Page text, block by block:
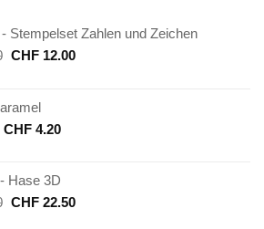
Stempelset Zahlen und Zeichen
Ursprünglicher
CHF 24.00
CHF12.00Aktueller
Ursprünglicher
CHF 8.40
CHF4.20Aktueller
CHF 4.20.
Hase 3D
Ursprünglicher
CHF22.50Aktueller